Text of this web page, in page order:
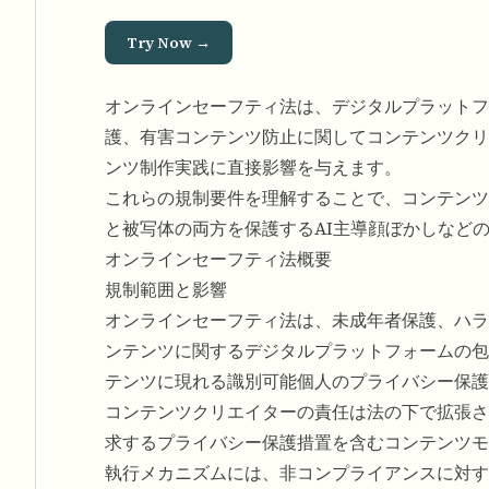
Try Now →
オンラインセーフティ法は、デジタルプラット
護、有害コンテンツ防止に関してコンテンツク
ンツ制作実践に直接影響を与えます。
これらの規制要件を理解することで、コンテン
と被写体の両方を保護するAI主導顔ぼかしなど
オンラインセーフティ法概要
規制範囲と影響
オンラインセーフティ法は、未成年者保護、ハ
ンテンツに関するデジタルプラットフォームの
テンツに現れる識別可能個人のプライバシー保
コンテンツクリエイターの責任は法の下で拡張
求するプライバシー保護措置を含むコンテンツ
執行メカニズムには、非コンプライアンスに対